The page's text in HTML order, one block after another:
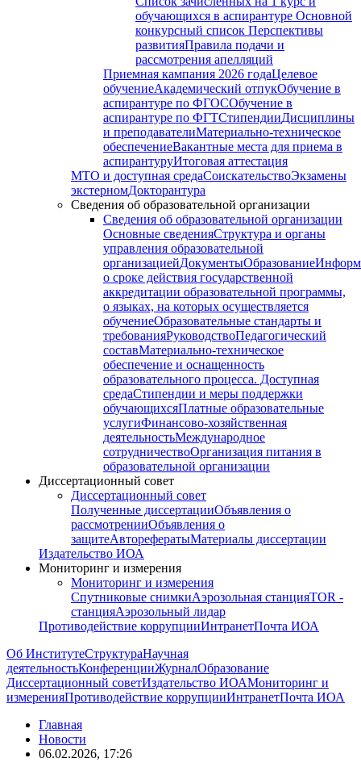
обучающихся в аспирантуре Основной
конкурсный список Перспективы
развитияПравила подачи и
рассмотрения апелляций
Приемная кампания 2026 годаЦелевое
обучениеАкадемический отпукОбучение в
аспирантуре по ФГОСОбучение в
аспирантуре по ФГТСтипендииДисциплины
и преподавателиМатериально-техническое
обеспечениеВакантные места для приема в
аспирантуруИтоговая аттестация
МТО и доступная средаСоискательствоЭкзамены
экстерномДокторантура
Сведения об образовательной организации
Сведения об образовательной организации
Основные сведенияСтруктура и органы
управления образовательной
организациейДокументыОбразование
о сроке действия государственной
аккредитации образовательной программы,
о языках, на которых осуществляется
обучениеОбразовательные стандарты и
требованияРуководствоПедагогический
составМатериально-техническое
обеспечение и оснащенность
образовательного процесса. Доступная
средаСтипендии и меры поддержки
обучающихсяПлатные образовательные
услугиФинансово-хозяйственная
деятельностьМеждународное
сотрудничествоОрганизация питания в
образовательной организации
Диссертационный совет
Диссертационный совет
Полученные диссертацииОбъявления о
рассмотренииОбъявления о
защитеАвторефератыМатериалы диссертации
Издательство ИОА
Мониторинг и измерения
Мониторинг и измерения
Спутниковые снимкиАэрозольная станцияTOR -
станцияАэрозольный лидар
Противодействие коррупцииИнтранетПочта ИОА
Об ИнститутеСтруктураНаучная
деятельностьКонференцииЖурналОбразование
Диссертационный советИздательство ИОАМониторинг и
измеренияПротиводействие коррупцииИнтранетПочта ИОА
Главная
Новости
06.02.2026, 17:26